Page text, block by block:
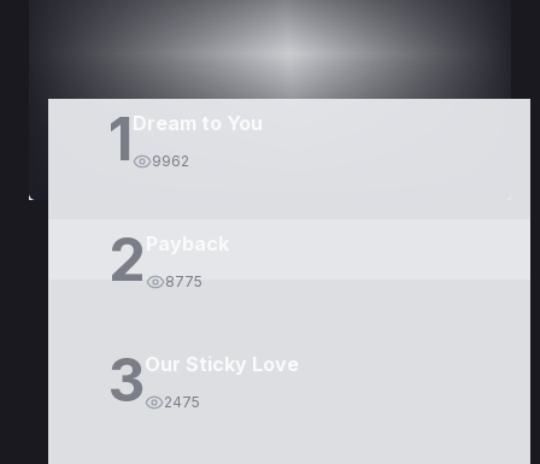
1 Dream to You
9962
2 8775
3Our Sticky Love
2475